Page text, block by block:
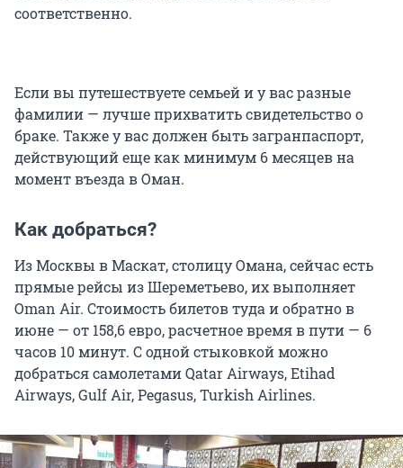
соответственно.
Если вы путешествуете семьей и у вас разные
фамилии — лучше прихватить свидетельство о
браке. Также у вас должен быть загранпаспорт,
действующий еще как минимум 6 месяцев на
момент въезда в Оман.
Как добраться?
Из Москвы в Маскат, столицу Омана, сейчас есть
прямые рейсы из Шереметьево, их выполняет
Oman Air. Стоимость билетов туда и обратно в
июне — от 158,6 евро, расчетное время в пути — 6
часов 10 минут. C одной стыковкой можно
добраться самолетами Qatar Airways, Etihad
Airways, Gulf Air, Pegasus, Turkish Airlines.